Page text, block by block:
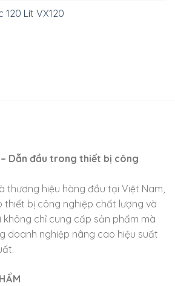
120 Lít VX120
Dẫn đầu trong thiết bị công
thương hiệu hàng đầu tại Việt Nam,
thiết bị công nghiệp chất lượng và
không chỉ cung cấp sản phẩm mà
doanh nghiệp nâng cao hiệu suất